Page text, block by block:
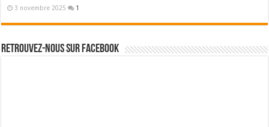
3 novembre 2025 1
Retrouvez-nous sur Facebook